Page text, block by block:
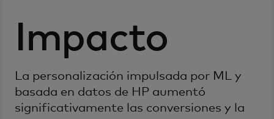
Impacto
La personalización impulsada por ML y
basada en datos de HP aumentó
significativamente las conversiones y la